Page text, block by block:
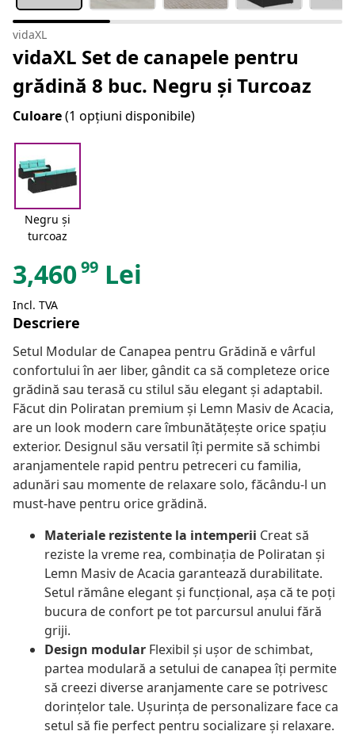
vidaXL
vidaXL Set de canapele pentru
grădină 8 buc. Negru și Turcoaz
Culoare(1 opțiuni disponibile)
Negru și
turcoaz
3,46099 Lei
Incl. TVA
Descriere
Setul Modular de Canapea pentru Grădină e vârful
confortului în aer liber, gândit ca să completeze orice
grădină sau terasă cu stilul său elegant și adaptabil.
Făcut din Poliratan premium și Lemn Masiv de Acacia,
are un look modern care îmbunătățește orice spațiu
exterior. Designul său versatil îți permite să schimbi
aranjamentele rapid pentru petreceri cu familia,
adunări sau momente de relaxare solo, făcându-l un
must-have pentru orice grădină.
Materiale rezistente la intemperii Creat să
reziste la vreme rea, combinația de Poliratan și
Lemn Masiv de Acacia garantează durabilitate.
Setul rămâne elegant și funcțional, așa că te poți
bucura de confort pe tot parcursul anului fără
griji.
Design modular Flexibil și ușor de schimbat,
partea modulară a setului de canapea îți permite
să creezi diverse aranjamente care se potrivesc
dorințelor tale. Ușurința de personalizare face ca
setul să fie perfect pentru socializare și relaxare.